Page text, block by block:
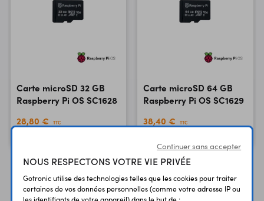
Carte microSD 32 GB
Raspberry Pi OS SC1628
28,80 €
TTC
Carte microSD 64 GB
Raspberry Pi OS SC1629
38,40 €
TTC
Continuer sans accepter
NOUS RESPECTONS VOTRE VIE PRIVÉE
Gotronic utilise des technologies telles que les cookies pour traiter
certaines de vos données personnelles (comme votre adresse IP ou